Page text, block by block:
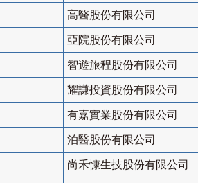
高醫股份有限公司
亞院股份有限公司
智遊旅程股份有限公司
耀謙投資股份有限公司
有嘉實業股份有限公司
泊醫股份有限公司
尚禾慷生技股份有限公司